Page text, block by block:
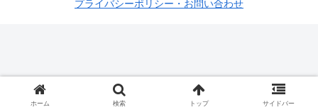
プライバシーポリシー・お問い合わせ
ホーム 検索 トップ サイドバー